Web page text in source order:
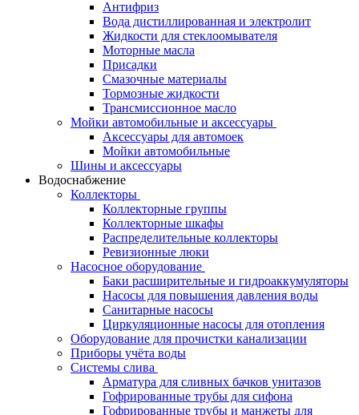
Антифриз
Вода дистиллированная и электролит
Жидкости для стеклоомывателя
Моторные масла
Присадки
Смазочные материалы
Тормозные жидкости
Трансмиссионное масло
Мойки автомобильные и аксессуары
Аксессуары для автомоек
Мойки автомобильные
Шины и аксессуары
Водоснабжение
Коллекторы
Коллекторные группы
Коллекторные шкафы
Распределительные коллекторы
Ревизионные люки
Насосное оборудование
Баки расширительные и гидроаккумуляторы
Насосы для повышения давления воды
Санитарные насосы
Циркуляционные насосы для отопления
Оборудование для прочистки канализации
Приборы учёта воды
Системы слива
Арматура для сливных бачков унитазов
Гофрированные трубы для сифона
Гофрированные трубы и манжеты для